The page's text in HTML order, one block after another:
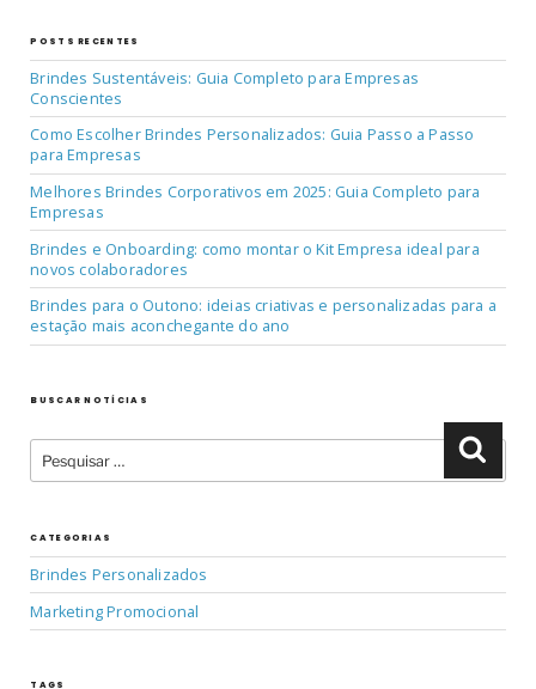
POSTS RECENTES
Brindes Sustentáveis: Guia Completo para Empresas
Conscientes
Como Escolher Brindes Personalizados: Guia Passo a Passo
para Empresas
Melhores Brindes Corporativos em 2025: Guia Completo para
Empresas
Brindes e Onboarding: como montar o Kit Empresa ideal para
novos colaboradores
Brindes para o Outono: ideias criativas e personalizadas para a
estação mais aconchegante do ano
BUSCAR NOTÍCIAS
CATEGORIAS
Brindes Personalizados
Marketing Promocional
TAGS